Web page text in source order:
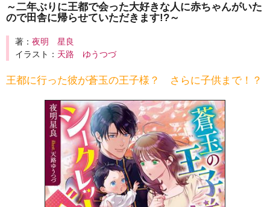
～二年ぶりに王都で会った大好きな人に赤ちゃんがいた
ので田舎に帰らせていただきます!?～
著： 夜明 星良
イラスト： 天路 ゆうつづ
王都に行った彼が蒼玉の王子様？ さらに子供まで！？